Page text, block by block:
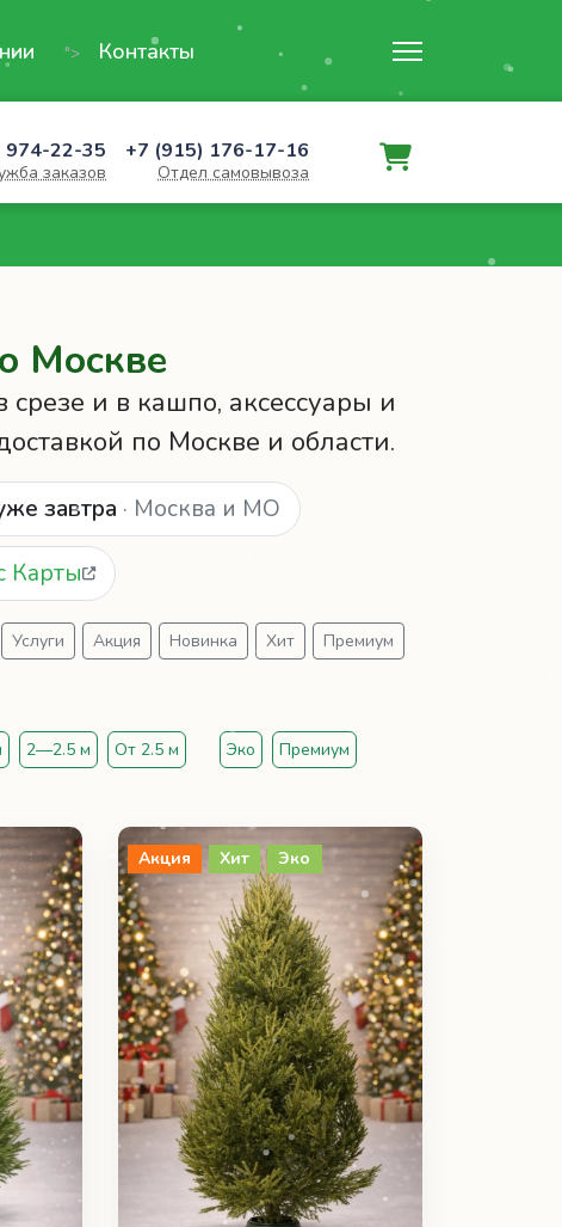
"> Контакты
974-22-35
заказов
+7 (915) 176-17-16
Отдел самовывоза
Москве
и в кашпо, аксессуары и
по Москве и области.
завтра · Москва и МО
Карты
Услуги Акция Новинка Хит
Премиум
2—2.5 м От 2.5 м Эко
Премиум
Акция Хит Эко